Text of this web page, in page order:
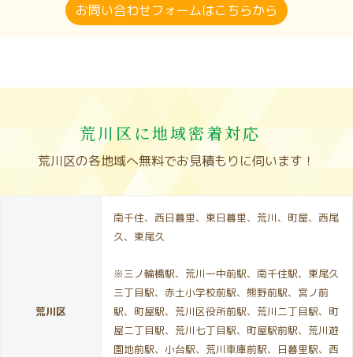
お問い合わせフォームはこちらから
荒川区に地域密着対応
荒川区の各地域へ無料でお見積もりに伺います！
荒川区
南千住、西日暮里、東日暮里、荒川、町屋、西尾
久、東尾久
※三ノ輪橋駅、荒川一中前駅、南千住駅、東尾久
三丁目駅、赤土小学校前駅、熊野前駅、宮ノ前
駅、町屋駅、荒川区役所前駅、荒川二丁目駅、町
屋二丁目駅、荒川七丁目駅、町屋駅前駅、荒川遊
園地前駅、小台駅、荒川車庫前駅、日暮里駅、西